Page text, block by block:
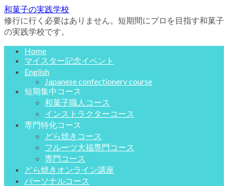
和菓子の実践学校
修行に行く必要はありません。短期間にプロを目指す和菓子
の実践学校です。
Home
マイスター記念イベント
English
Japanese confectionery course
短期集中コース
和菓子職人コース
インストラクターコース
専門特化コース
どら焼きコース
フルーツ大福専門コース
専門コース
どら焼きオンライン講座
パーソナルコース